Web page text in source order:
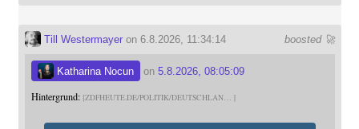
boosted 🚀
Till Westermayeron 6.8.2026, 11:34:14
Katharina Nocun on 5.8.2026, 08:05:09
Hintergrund: ZDFHEUTE.DE/POLITIK/DEUTSCHLAN